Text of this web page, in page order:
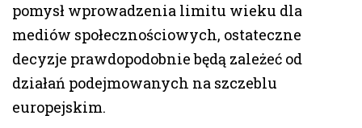
pomysł wprowadzenia limitu wieku dla
mediów społecznościowych, ostateczne
decyzje prawdopodobnie będą zależeć od
działań podejmowanych na szczeblu
europejskim.